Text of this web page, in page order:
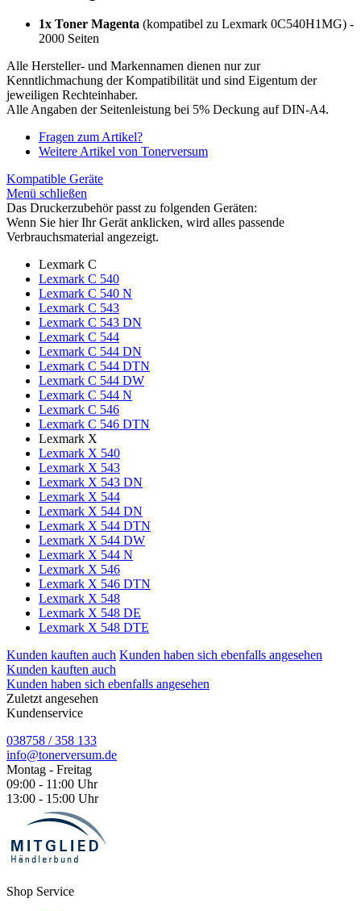
1x Toner Magenta (kompatibel zu Lexmark 0C540H1MG) -
2000 Seiten
Alle Hersteller- und Markennamen dienen nur zur
Kenntlichmachung der Kompatibilität und sind Eigentum der
jeweiligen Rechteinhaber.
Alle Angaben der Seitenleistung bei 5% Deckung auf DIN-A4.
Fragen zum Artikel?
Weitere Artikel von Tonerversum
Kompatible Geräte
Menü schließen
Das Druckerzubehör passt zu folgenden Geräten:
Wenn Sie hier Ihr Gerät anklicken, wird alles passende
Verbrauchsmaterial angezeigt.
Lexmark C
Lexmark C 540
Lexmark C 540 N
Lexmark C 543
Lexmark C 543 DN
Lexmark C 544
Lexmark C 544 DN
Lexmark C 544 DTN
Lexmark C 544 DW
Lexmark C 544 N
Lexmark C 546
Lexmark C 546 DTN
Lexmark X
Lexmark X 540
Lexmark X 543
Lexmark X 543 DN
Lexmark X 544
Lexmark X 544 DN
Lexmark X 544 DTN
Lexmark X 544 DW
Lexmark X 544 N
Lexmark X 546
Lexmark X 546 DTN
Lexmark X 548
Lexmark X 548 DE
Lexmark X 548 DTE
Kunden kauften auch Kunden haben sich ebenfalls angesehen
Kunden kauften auch
Kunden haben sich ebenfalls angesehen
Zuletzt angesehen
Kundenservice
038758 / 358 133
info@tonerversum.de
Montag - Freitag
09:00 - 11:00 Uhr
13:00 - 15:00 Uhr
Shop Service